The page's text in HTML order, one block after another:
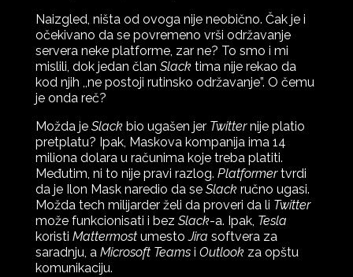
Naizgled, ništa od ovoga nije neobično. Čak je i
očekivano da se povremeno vrši održavanje
servera neke platforme, zar ne? To smo i mi
mislili, dok jedan član Slacktima nije rekao da
kod njih ,,ne postoji rutinsko održavanje”. O čemu
je onda reč?
Možda je Slackbio ugašen jer Twitternije platio
pretplatu? Ipak, Maskova kompanija ima 14
miliona dolara u računima koje treba platiti.
Međutim, ni to nije pravi razlog. Platformertvrdi
da je Ilon Mask naredio da se Slackručno ugasi.
Možda tech milijarder želi da proveri da li Twitter
može funkcionisati i bez Slack-a. Ipak, Tesla
koristi MattermostumestoJira softvera za
saradnju, a Microsoft Teamsi Outlookza opštu
komunikaciju.